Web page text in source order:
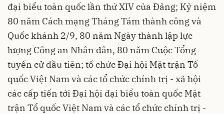
đại biểu toàn quốc lần thứ XIV của Đảng; Kỷ niệm
80 năm Cách mạng Tháng Tám thành công và
Quốc khánh 2/9, 80 năm Ngày thành lập lực
lượng Công an Nhân dân, 80 năm Cuộc Tổng
tuyển cử đầu tiên; tổ chức Đại hội Mặt trận Tổ
quốc Việt Nam và các tổ chức chính trị - xã hội
các cấp tiến tới Đại hội đại biểu toàn quốc Mặt
trận Tổ quốc Việt Nam và các tổ chức chính trị -